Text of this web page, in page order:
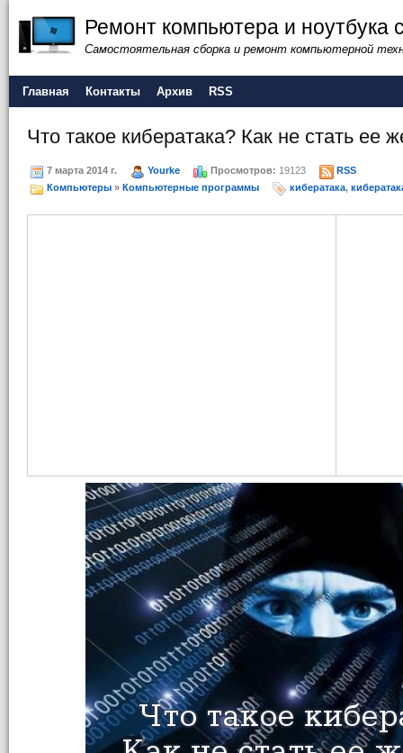
Ремонт компьютера и ноутбука
Самостоятельная сборка и ремонт компьютерной
Главная Контакты Архив RSS
Что такое кибератака? Как не стать ее
7 марта 2014 г. Yourke Просмотров: 19123
RSS
Компьютеры » Компьютерные программы кибератака,